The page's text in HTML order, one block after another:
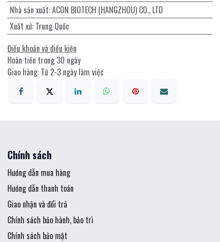
Nhà sản xuất:ACON BIOTECH (HANGZHOU) CO., LTD
Xuất xứ: Trung Quốc
Điều khoản và điều kiện
Hoàn tiền trong 30 ngày
Giao hàng: Từ 2-3 ngày làm việc
Chính sách
Hướng dẫn mua hàng
Hướng dẫn thanh toán
Giao nhận và đổi trả
Chính sách bảo hành, bảo trì
Chính sách bảo mật